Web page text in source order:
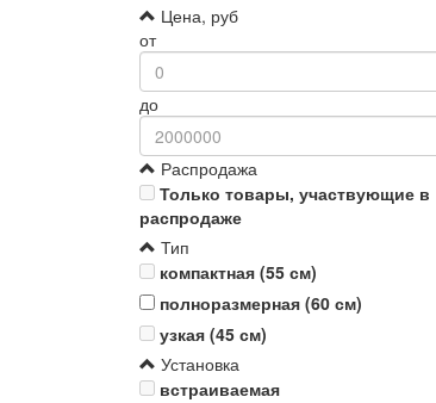
Цена, руб
от
до
Распродажа
Только товары, участвующие в
распродаже
Тип
компактная (55 см)
полноразмерная (60 см)
узкая (45 см)
Установка
встраиваемая